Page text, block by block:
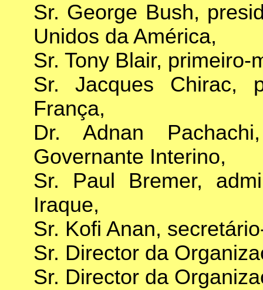
Sr. George Bush,
Unidos da América,
Sr. Tony Blair,
Sr. Jacques Chirac,
França,
Dr. Adnan
Governante Interino,
Sr. Paul Bremer,
Iraque,
Sr. Kofi Anan,
Sr. Director da
Sr. Director da